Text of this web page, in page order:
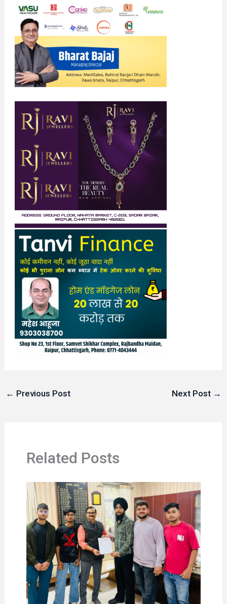
← Previous Post Next Post →
Related Posts